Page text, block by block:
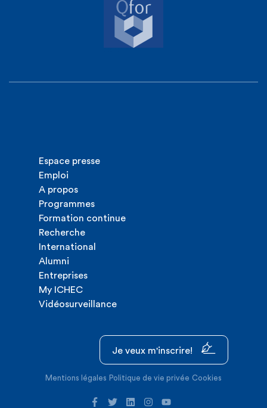
Espace presse
Emploi
A propos
Programmes
Formation continue
Recherche
International
Alumni
Entreprises
My ICHEC
Vidéosurveillance
Je veux m'inscrire!
Mentions légales Politique de vie privée Cookies